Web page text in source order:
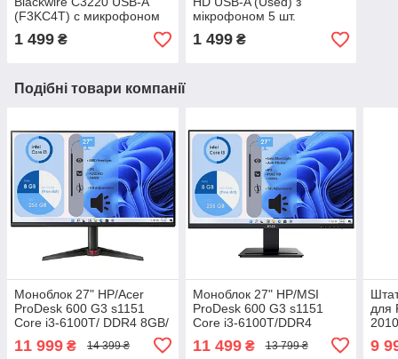
(F3KC4T) с микрофоном
1 499 ₴
мікрофоном 5 шт.
1 499₴
Подібні товари компанії
Моноблок 27" HP/Acer
ProDesk 600 G3 s1151
Core i3-6100T/ DDR4 8GB/
SSD256GB M.2/ Wi-Fi) Міні
Пк
11 999 ₴ 14 399 ₴
Моноблок 27" HP/MSI
ProDesk 600 G3 s1151
Core i3-6100T/DDR4
8GB/SSD256GB SATA/Wi-
Fi Black
11 499₴ 13 799 ₴
для
9